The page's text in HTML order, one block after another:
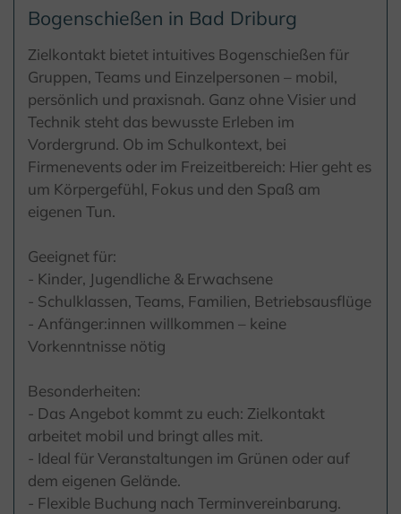
Bogenschießen in Bad Driburg
Zielkontakt bietet intuitives Bogenschießen für
Gruppen, Teams und Einzelpersonen – mobil,
persönlich und praxisnah. Ganz ohne Visier und
Technik steht das bewusste Erleben im
Vordergrund. Ob im Schulkontext, bei
Firmenevents oder im Freizeitbereich: Hier geht es
um Körpergefühl, Fokus und den Spaß am
eigenen Tun.
Geeignet für:
- Kinder, Jugendliche & Erwachsene
- Schulklassen, Teams, Familien, Betriebsausflüge
- Anfänger:innen willkommen – keine
Vorkenntnisse nötig
Besonderheiten:
- Das Angebot kommt zu euch: Zielkontakt
arbeitet mobil und bringt alles mit.
- Ideal für Veranstaltungen im Grünen oder auf
dem eigenen Gelände.
- Flexible Buchung nach Terminvereinbarung.